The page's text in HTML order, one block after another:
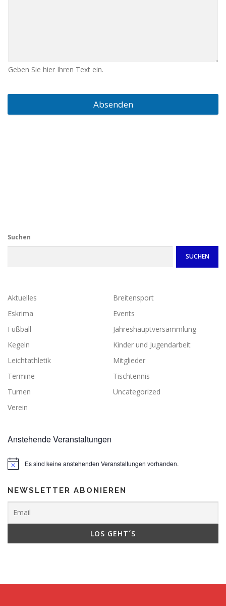
Geben Sie hier Ihren Text ein.
Absenden
Suchen
SUCHEN
Aktuelles
Breitensport
Eskrima
Events
Fußball
Jahreshauptversammlung
Kegeln
Kinder und Jugendarbeit
Leichtathletik
Mitglieder
Termine
Tischtennis
Turnen
Uncategorized
Verein
Anstehende Veranstaltungen
Es sind keine anstehenden Veranstaltungen vorhanden.
NEWSLETTER ABONIEREN